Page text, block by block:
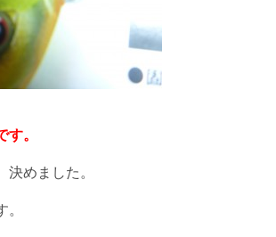
。
めました。